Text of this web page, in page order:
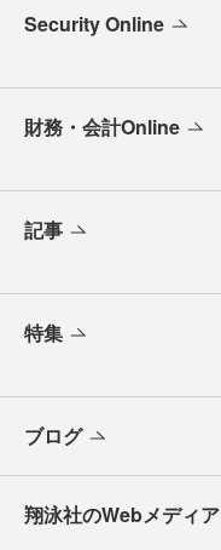
Security Online
財務・会計Online
記事
特集
ブログ
翔泳社のWebメディア